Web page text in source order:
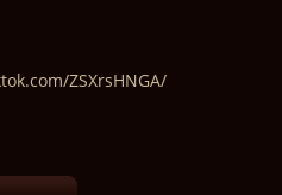
ZSXrsHNGA/